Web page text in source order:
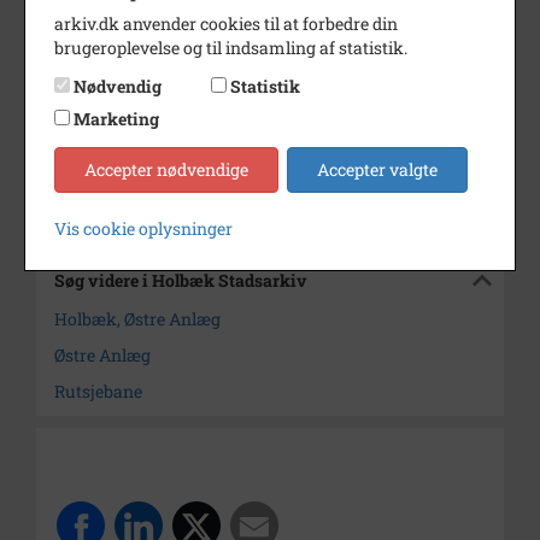
Årstal
1943
Dateringsnote
Fotograf
Arkiv
Holbæk Stadsarkiv
Søg videre i Holbæk Stadsarkiv
Holbæk, Østre Anlæg
Østre Anlæg
Rutsjebane
arkiv.dk anvender cookies til at forbedre din
brugeroplevelse og til indsamling af statistik.
Nødvendig
Statistik
Marketing
Accepter nødvendige Accepter valgte
Vis cookie oplysninger